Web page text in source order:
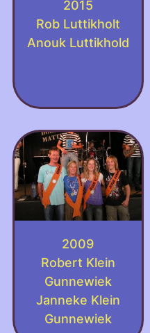
2015
Rob Luttikholt
Anouk Luttikhold
2009
Robert Klein
Gunnewiek
Janneke Klein
Gunnewiek